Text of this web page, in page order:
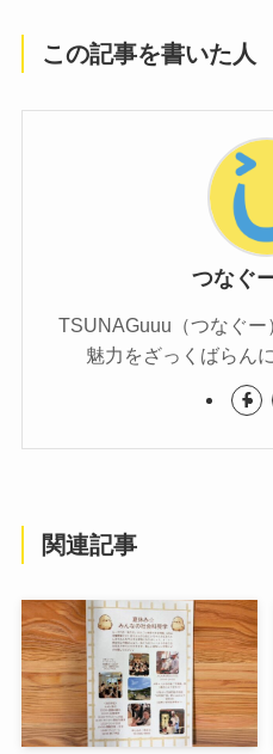
この記事を書いた人
つなぐ
TSUNAGuuu（つなぐ
魅力をざっくばらん
関連記事